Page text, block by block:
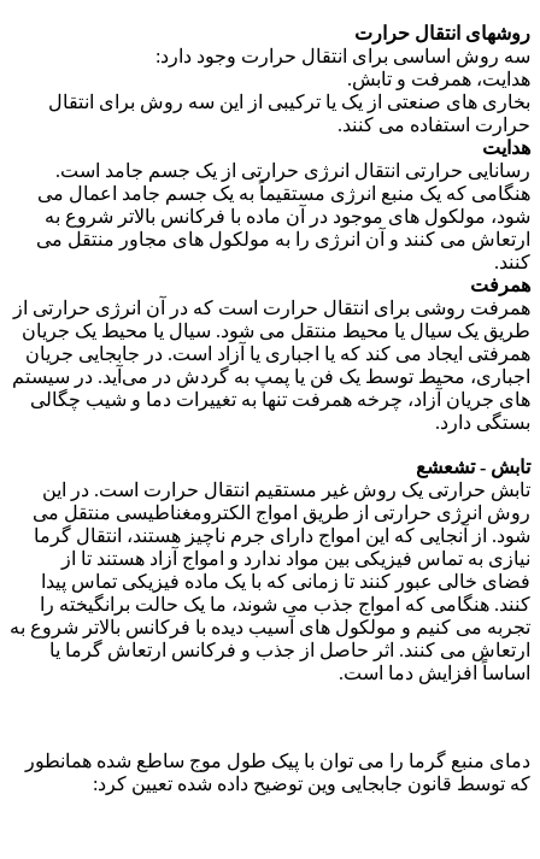
روشهای انتقال حرارت
سه روش اساسی برای انتقال حرارت وجود دارد:
هدایت، همرفت و تابش.
بخاری های صنعتی از یک یا ترکیبی از این سه روش برای انتقال
حرارت استفاده می کنند.
هدایت
رسانایی حرارتی انتقال انرژی حرارتی از یک جسم جامد است.
هنگامی که یک منبع انرژی مستقیماً به یک جسم جامد اعمال می
شود، مولکول های موجود در آن ماده با فرکانس بالاتر شروع به
ارتعاش می کنند و آن انرژی را به مولکول های مجاور منتقل می
کنند.
همرفت
همرفت روشی برای انتقال حرارت است که در آن انرژی حرارتی از
طریق یک سیال یا محیط منتقل می شود. سیال یا محیط یک جریان
همرفتی ایجاد می کند که یا اجباری یا آزاد است. در جابجایی جریان
اجباری، محیط توسط یک فن یا پمپ به گردش در می‌آید. در سیستم
های جریان آزاد، چرخه همرفت تنها به تغییرات دما و شیب چگالی
بستگی دارد.
تابش - تشعشع
تابش حرارتی یک روش غیر مستقیم انتقال حرارت است. در این
روش انرژی حرارتی از طریق امواج الکترومغناطیسی منتقل می
شود. از آنجایی که این امواج دارای جرم ناچیز هستند، انتقال گرما
نیازی به تماس فیزیکی بین مواد ندارد و امواج آزاد هستند تا از
فضای خالی عبور کنند تا زمانی که با یک ماده فیزیکی تماس پیدا
کنند. هنگامی که امواج جذب می شوند، ما یک حالت برانگیخته را
تجربه می کنیم و مولکول های آسیب دیده با فرکانس بالاتر شروع به
ارتعاش می کنند. اثر حاصل از جذب و فرکانس ارتعاش گرما یا
اساساً افزایش دما است.
دمای منبع گرما را می توان با پیک طول موج ساطع شده همانطور
که توسط قانون جابجایی وین توضیح داده شده تعیین کرد: